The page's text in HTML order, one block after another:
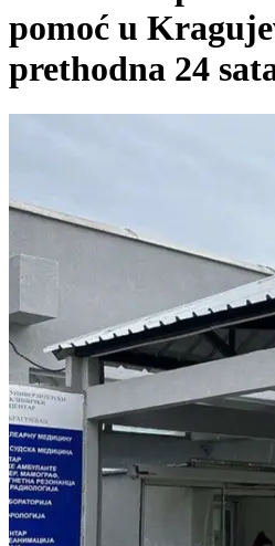
pomoć u
prethodna 24